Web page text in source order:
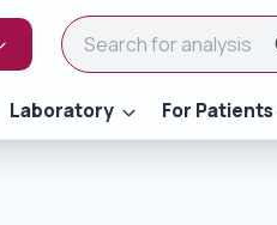
Laboratory For Patients